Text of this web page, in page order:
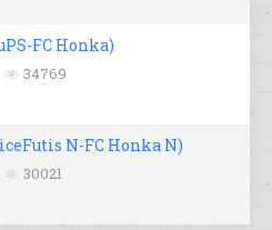
FC Honka)
34769
N-FC Honka N)
30021